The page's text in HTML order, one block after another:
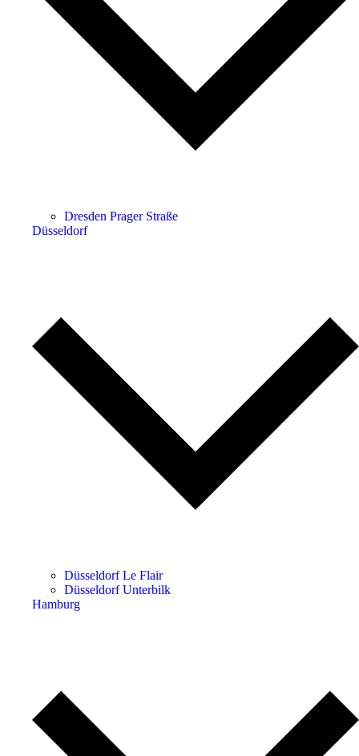
Dresden Prager Straße
Düsseldorf
Düsseldorf Le Flair
Düsseldorf Unterbilk
Hamburg